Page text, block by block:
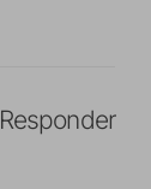
Responder